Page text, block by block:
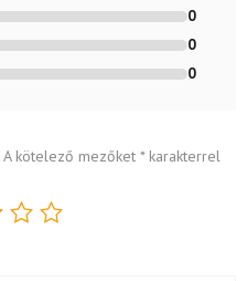
0
0
0
A kötelező mezőket *karakterrel